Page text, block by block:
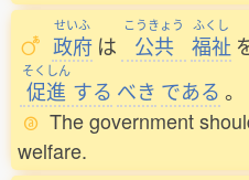
せいふ
政府 は
こうきょう
公共
ふくし
福祉
そくしん
促進 する べき である 。
The government
welfare.